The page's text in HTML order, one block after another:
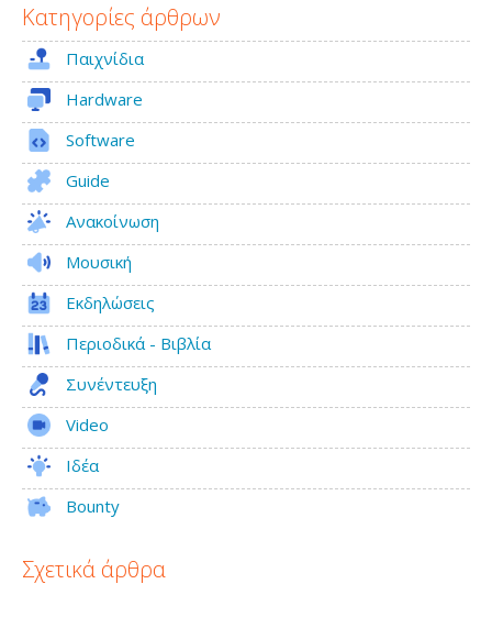
Κατηγορίες άρθρων
Παιχνίδια
Hardware
Software
Guide
Ανακοίνωση
Μουσική
Εκδηλώσεις
Περιοδικά - Βιβλία
Συνέντευξη
Video
Ιδέα
Bounty
Σχετικά άρθρα